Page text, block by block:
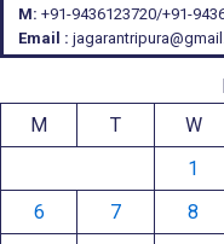
M: +91-9436123720/+91-
Email :
M
T W
1
6
7 8